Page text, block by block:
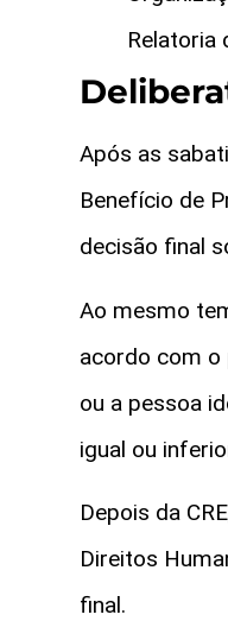
Relatoria
Após as
Benefício de
decisão final
Ao mesmo
acordo com o
ou a pessoa
igual ou
Depois da
Direitos
final.